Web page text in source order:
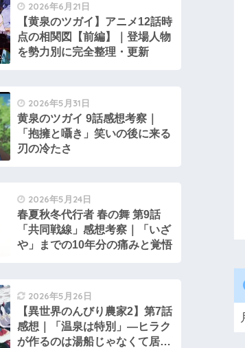
2026年6月21日
【黄泉のツガイ】アニメ12話時
点の相関図【前編】｜登場人物
を勢力別に完全整理・更新
2026年5月31日
黄泉のツガイ 9話感想考察｜
「抱擁と囁き」笑いの後に来る
刃の冷たさ
2026年5月24日
春夏秋冬代行者 春の舞 第9話
「共同戦線」感想考察｜「いざ
や」までの10年分の痛みと覚悟
2026年5月26日
【異世界のんびり農家2】第7話
感想｜「温泉は特別」―ヒラク
が作るのは湯船じゃなくて居場